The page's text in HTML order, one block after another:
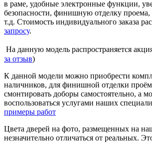
в раме, удобные электронные функции,
безопасности, финишную отделку
т.д. Стоимость индивидуального заказа
запросу.
На данную модель распространяется
за отзыв)
К данной модели можно приобрести
наличников, для финишной отделки
смонтировать доборы самостоятельно, а
воспользоваться услугами наших
примеры работ
Цвета дверей на фото, размещенных на
незначительно отличаться от реальных.